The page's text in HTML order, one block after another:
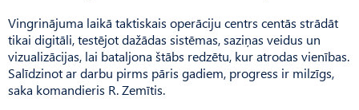
Vingrinājuma laikā taktiskais operāciju centrs centās strādāt
tikai digitāli, testējot dažādas sistēmas, saziņas veidus un
vizualizācijas, lai bataljona štābs redzētu, kur atrodas vienības.
Salīdzinot ar darbu pirms pāris gadiem, progress ir milzīgs,
saka komandieris R. Zemītis.